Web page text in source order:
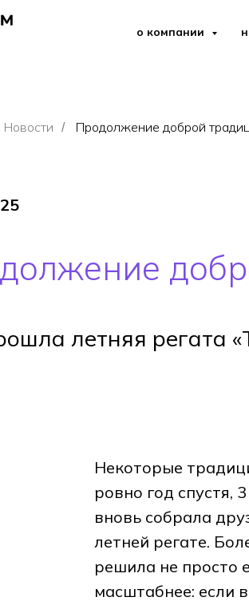
о компании
Новости / Продолжение доброй
летняя регата
Некоторые
ровно год спустя,
вновь собрала
летней регате.
решила не просто
масштабнее: если